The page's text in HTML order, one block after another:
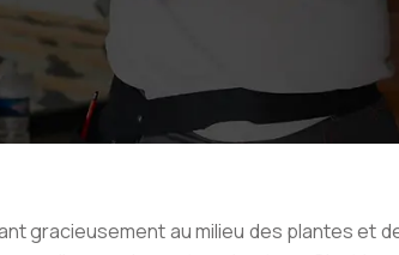
gracieusement au milieu des plantes et